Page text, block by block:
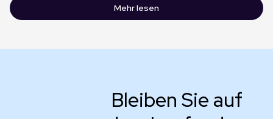
Mehr lesen
Bleiben Sie auf